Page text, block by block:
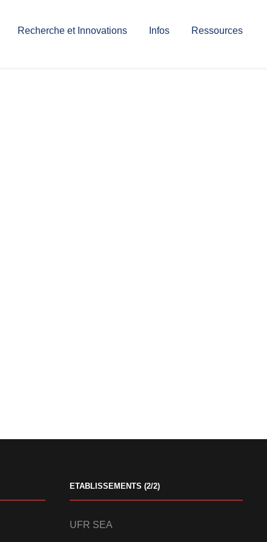
Recherche et Innovations Infos Ressources
ETABLISSEMENTS (2/2)
UFR SEA